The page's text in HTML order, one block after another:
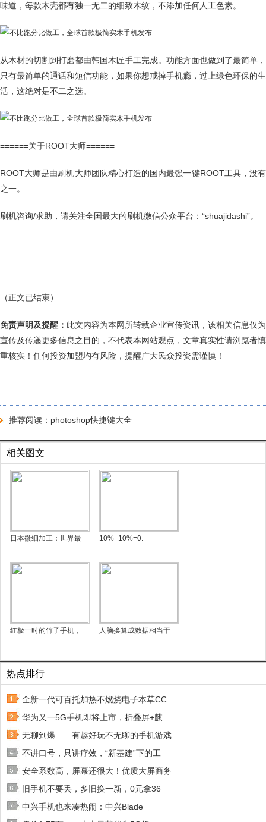
味道，每款木壳都有独一无二的细致木纹，不添加任何人工色素。
从木材的切割到打磨都由韩国木匠手工完成。功能方面也做到了最简单，
只有最简单的通话和短信功能，如果你想戒掉手机瘾，过上绿色环保的生
活，这绝对是不二之选。
======关于ROOT大师======
ROOT大师是由刷机大师团队精心打造的国内最强一键ROOT工具，没有
之一。
刷机咨询/求助，请关注全国最大的刷机微信公众平台：“shuajidashi”。
（正文已结束）
免责声明及提醒： 此文内容为本网所转载企业宣传资讯，该相关信息仅为
宣传及传递更多信息之目的，不代表本网站观点，文章真实性请浏览者慎
重核实！任何投资加盟均有风险，提醒广大民众投资需谨慎！
推荐阅读： photoshop快捷键大全
相关图文
日本微细加工：世界最 10%+10%=0.
红极一时的竹子手机， 人脑换算成数据相当于
热点排行
全新一代可百托加热不燃烧电子本草CC
华为又一5G手机即将上市，折叠屏+麒
无聊到爆……有趣好玩不无聊的手机游戏
不讲口号，只讲疗效，“新基建”下的工
安全系数高，屏幕还很大！优质大屏商务
旧手机不要丢，多旧换一新，0元拿36
中兴手机也来凑热闹：中兴Blade